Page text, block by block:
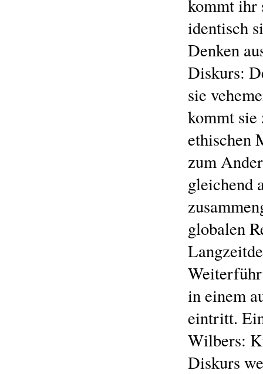
kommt ihr
identisch
Denken
Diskurs:
sie
kommt sie
ethischen
zum
gleichend
globalen
in einem
eintritt.
Wilbers:
Diskurs